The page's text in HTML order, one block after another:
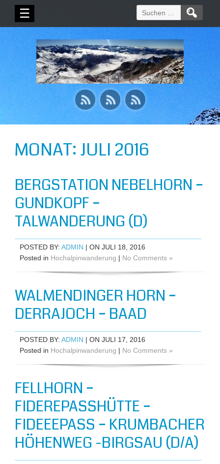
☰
Suchen
nach:
MONAT: JULI 2016
BERGSTATION NEBELHORN –
GUNDKOPF –
TALWANDERUNG (D)
POSTED BY: ADMIN | ON JULI 18, 2016
Posted in Hochalpinwanderung | No Comments »
WALMENDINGER HORN –
DERRAJOCH – BAAD
POSTED BY: ADMIN | ON JULI 17, 2016
Posted in Hochalpinwanderung | No Comments »
FELLHORN –
FIDEREPASSHÜTTE –
FIDEEEPASS – KRUMBACHER
HÖHENWEG -BIRGSAU (D/A)